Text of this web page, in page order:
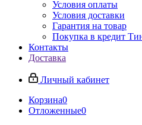
Условия оплаты
Условия доставки
Гарантия на товар
Покупка в кредит
Контакты
Доставка
Личный кабинет
Корзина0
Отложенные0